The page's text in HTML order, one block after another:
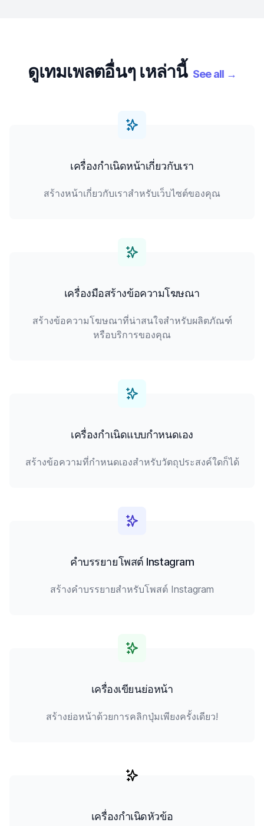
ดูเทมเพลตอื่นๆ เหล่านี้ See all →
เครื่องกำเนิดหน้าเกี่ยวกับเรา
สร้างหน้าเกี่ยวกับเราสำหรับเว็บไซต์ของคุณ
เครื่องมือสร้างข้อความโฆษณา
สร้างข้อความโฆษณาที่น่าสนใจสำหรับผลิตภัณฑ์
หรือบริการของคุณ
เครื่องกำเนิดแบบกำหนดเอง
สร้างข้อความที่กำหนดเองสำหรับวัตถุประสงค์ใดก็ได้
คำบรรยายโพสต์ Instagram
สร้างคำบรรยายสำหรับโพสต์ Instagram
เครื่องเขียนย่อหน้า
สร้างย่อหน้าด้วยการคลิกปุ่มเพียงครั้งเดียว!
เครื่องกำเนิดหัวข้อ